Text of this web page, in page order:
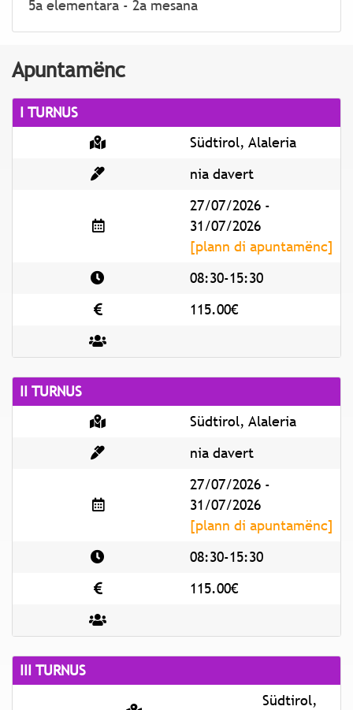
5a elementara - 2a mesana
Apuntamënc
I TURNUS
Südtirol, Alaleria
nia davert
27/07/2026 -
31/07/2026
[plann di apuntamënc]
08:30-15:30
115.00€
II TURNUS
Südtirol, Alaleria
nia davert
27/07/2026 -
31/07/2026
[plann di apuntamënc]
08:30-15:30
115.00€
III TURNUS
Südtirol,